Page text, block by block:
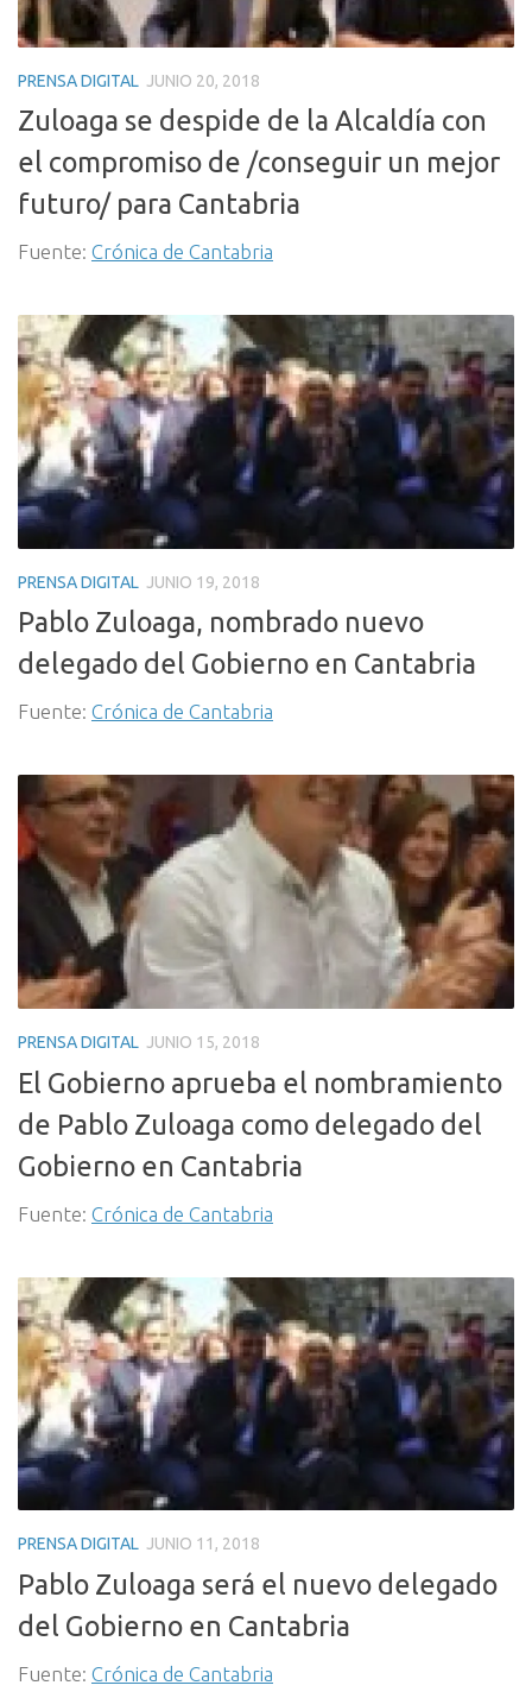
PRENSA DIGITAL JUNIO 20, 2018
Zuloaga se despide de la Alcaldía con
el compromiso de /conseguir un mejor
futuro/ para Cantabria
Fuente: Crónica de Cantabria
PRENSA DIGITAL JUNIO 19, 2018
Pablo Zuloaga, nombrado nuevo
delegado del Gobierno en Cantabria
Fuente: Crónica de Cantabria
PRENSA DIGITAL JUNIO 15, 2018
El Gobierno aprueba el nombramiento
de Pablo Zuloaga como delegado del
Gobierno en Cantabria
Fuente: Crónica de Cantabria
PRENSA DIGITAL JUNIO 11, 2018
Pablo Zuloaga será el nuevo delegado
del Gobierno en Cantabria
Fuente: Crónica de Cantabria